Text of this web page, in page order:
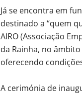
Já se encontra em
destinado a “quem
AIRO (Associação
da Rainha, no
oferecendo
A cerimónia de